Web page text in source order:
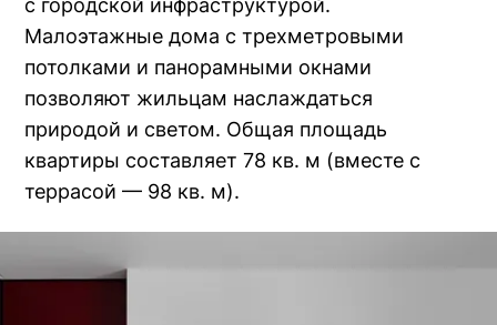
с городской инфраструктурой.
Малоэтажные дома с трехметровыми
потолками и панорамными окнами
позволяют жильцам наслаждаться
природой и светом. Общая площадь
квартиры составляет 78 кв. м (вместе с
террасой — 98 кв. м).